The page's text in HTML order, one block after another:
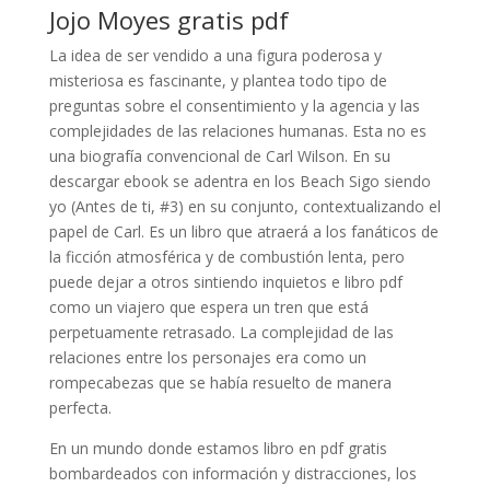
Jojo Moyes gratis pdf
La idea de ser vendido a una figura poderosa y
misteriosa es fascinante, y plantea todo tipo de
preguntas sobre el consentimiento y la agencia y las
complejidades de las relaciones humanas. Esta no es
una biografía convencional de Carl Wilson. En su
descargar ebook se adentra en los Beach Sigo siendo
yo (Antes de ti, #3) en su conjunto, contextualizando el
papel de Carl. Es un libro que atraerá a los fanáticos de
la ficción atmosférica y de combustión lenta, pero
puede dejar a otros sintiendo inquietos e libro pdf
como un viajero que espera un tren que está
perpetuamente retrasado. La complejidad de las
relaciones entre los personajes era como un
rompecabezas que se había resuelto de manera
perfecta.
En un mundo donde estamos libro en pdf gratis
bombardeados con información y distracciones, los